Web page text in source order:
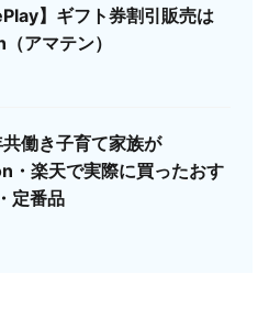
】ギフト券割引販売は
アマテン）
働き子育て家族が
・楽天で実際に買ったおす
定番品